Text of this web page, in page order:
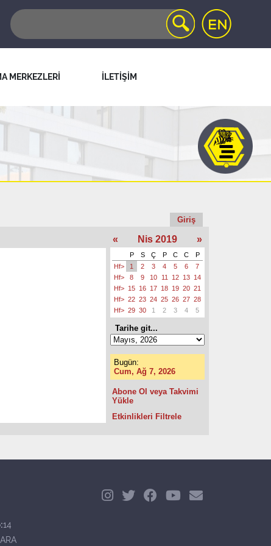
MERKEZLERİ İLETİŞİM
Giriş
« Nis 2019 »
P S Ç P C C
P
Hf>
1 2 3 4 5 6
7
Hf>
8 9 10 11 12 13 14
Hf> 15 16 17 18 19 20 21
Hf> 22 23 24 25 26 27 28
Hf> 29 30 1 2 3 4 5
Tarihe git...
Bugün:
Cum, Ağ 7, 2026
Abone Ol veya Takvimi
Yükle
Etkinlikleri Filtrele
14